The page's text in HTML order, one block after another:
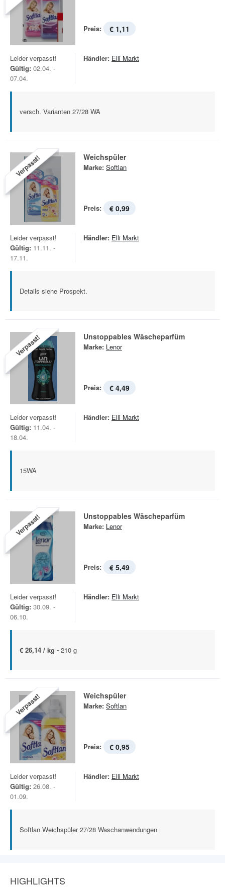
Preis: € 1,11
Leider verpasst!
Gültig: 02.04. -
07.04.
Händler: Elli Markt
versch. Varianten 27/28 WA
Verpasst! Weichspüler
Marke: Softlan
Preis: € 0,99
Leider verpasst!
Gültig: 11.11. -
17.11.
Händler: Elli Markt
Details siehe Prospekt.
Verpasst! Unstoppables Wäscheparfüm
Marke: Lenor
Preis: € 4,49
Leider verpasst!
Gültig: 11.04. -
18.04.
Händler: Elli Markt
15WA
Verpasst! Unstoppables Wäscheparfüm
Marke: Lenor
Preis: € 5,49
Leider verpasst!
Gültig: 30.09. -
06.10.
Händler: Elli Markt
€ 26,14 / kg - 210 g
Verpasst! Weichspüler
Marke: Softlan
Preis: € 0,95
Leider verpasst!
Gültig: 26.08. -
01.09.
Händler: Elli Markt
Softlan Weichspüler 27/28 Waschanwendungen
HIGHLIGHTS